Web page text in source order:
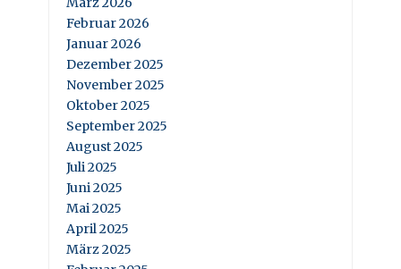
Februar 2026
Januar 2026
Dezember 2025
November 2025
Oktober 2025
September 2025
August 2025
Juli 2025
Juni 2025
Mai 2025
April 2025
März 2025